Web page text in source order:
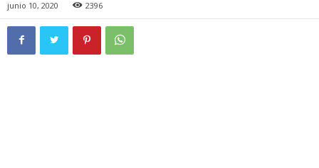
junio 10, 2020 2396